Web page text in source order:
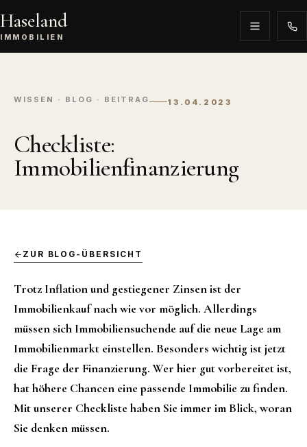
Haseland
IMMOBILIEN
WISSEN · BLOG · BEITRAG 13.04.2023
Checkliste:
Immobilienfinanzierung
ZUR BLOG-ÜBERSICHT
Trotz Inflation und gestiegener Zinsen ist der
Immobilienkauf nach wie vor möglich. Allerdings
müssen sich Immobiliensuchende auf die neue Lage am
Immobilienmarkt einstellen. Besonders wichtig ist jetzt
die Frage der Finanzierung. Wer hier gut vorbereitet ist,
hat höhere Chancen eine passende Immobilie zu finden.
Mit unserer Checkliste haben Sie immer im Blick, woran
Sie denken müssen.